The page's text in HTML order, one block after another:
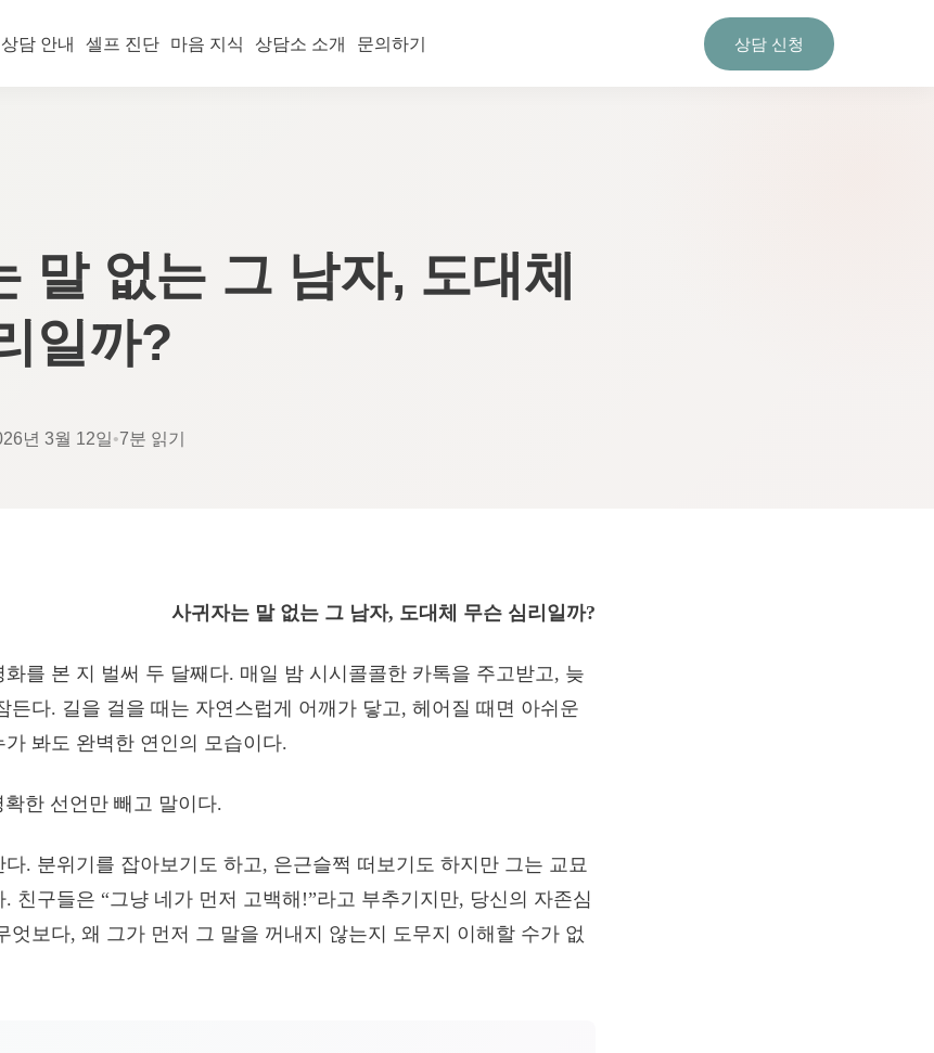
상담 안내 셀프 진단 마음 지식 상담소 소개 문의하기 상담 신청
말 없는 그 남자, 도대체
일까?
년 3월 12일•7분 읽기
사귀자는 말 없는 그 남자, 도대체 무슨 심리일까?
를 본 지 벌써 두 달째다. 매일 밤 시시콜콜한 카톡을 주고받고, 늦
든다. 길을 걸을 때는 자연스럽게 어깨가 닿고, 헤어질 때면 아쉬운
봐도 완벽한 연인의 모습이다.
확한 선언만 빼고 말이다.
. 분위기를 잡아보기도 하고, 은근슬쩍 떠보기도 하지만 그는 교묘
친구들은 “그냥 네가 먼저 고백해!”라고 부추기지만, 당신의 자존심
엇보다, 왜 그가 먼저 그 말을 꺼내지 않는지 도무지 이해할 수가 없